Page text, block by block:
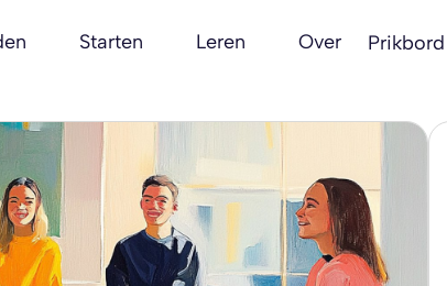
Starten Leren Over Prikbord